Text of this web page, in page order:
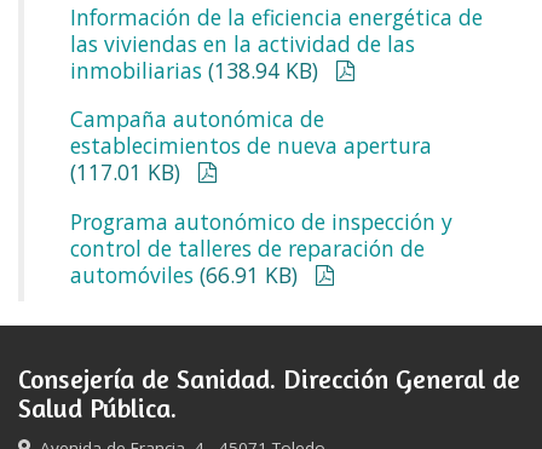
Información de la eficiencia energética de
las viviendas en la actividad de las
inmobiliarias (138.94 KB)
Campaña autonómica de
establecimientos de nueva apertura
(117.01 KB)
Programa autonómico de inspección y
control de talleres de reparación de
automóviles (66.91 KB)
Consejería de Sanidad. Dirección General de
Salud Pública.